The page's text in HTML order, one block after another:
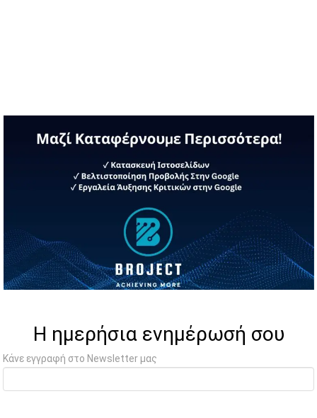
Η ημερήσια ενημέρωσή σου
Κάνε εγγραφή στο Newsletter μας